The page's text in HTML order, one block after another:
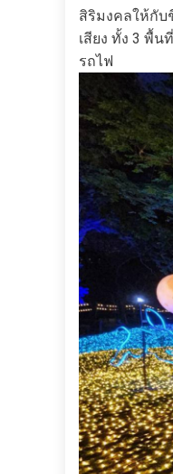
สิริมงคลให้กับ
เสียง ทั้ง 3 พื้
รถไฟ